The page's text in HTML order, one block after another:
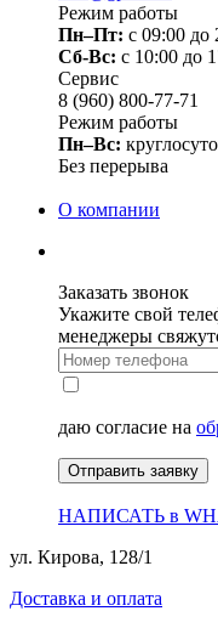
Режим работы
Пн–Пт: с 09:00 до
Сб-Вс: c 10:00 до
Сервис
8 (960) 800-77-71
Режим работы
Пн–Вс:
Без перерыва
О компании
Заказать звонок
Укажите свой
менеджеры
даю согласие на
Отправить заявку
НАПИСАТЬ в
ул. Кирова, 128/1
Доставка и оплата